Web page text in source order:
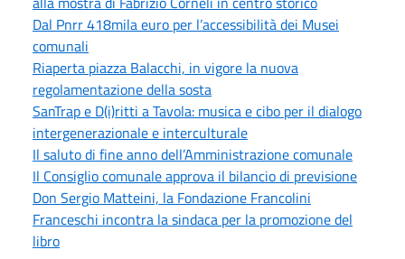
Dal Pnrr 418mila euro per l’accessibilità dei Musei
comunali
Riaperta piazza Balacchi, in vigore la nuova
regolamentazione della sosta
SanTrap e D(i)ritti a Tavola: musica e cibo per il dialogo
intergenerazionale e interculturale
Il saluto di fine anno dell’Amministrazione comunale
Il Consiglio comunale approva il bilancio di previsione
Don Sergio Matteini, la Fondazione Francolini
Franceschi incontra la sindaca per la promozione del
libro